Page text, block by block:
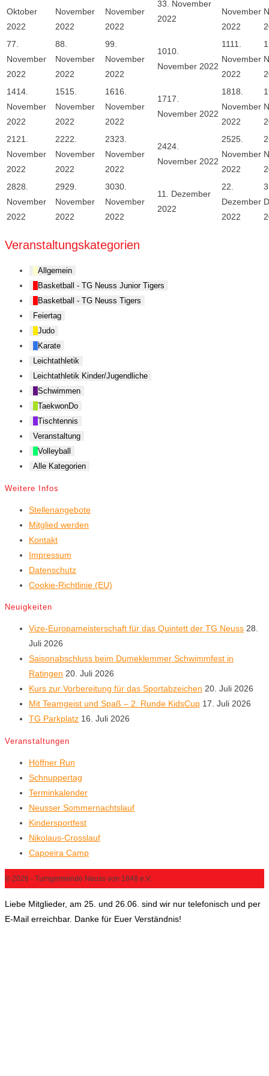
Oktober
2022
November
2022
November
2022
33. November
2022
November
2022
77.
November
2022
88.
November
2022
99.
November
2022
1010.
November 2022
1111.
November
2022
1414.
November
2022
1515.
November
2022
1616.
November
2022
1717.
November 2022
1818.
November
2022
21 21.
November
2022
2222.
November
2022
2323.
November
2022
2424.
November 2022
2525.
November
2022
2828.
November
2022
2929.
November
2022
3030.
November
2022
11. Dezember
2022
22.
Dezember
2022
3
Veranstaltungskategorien
Allgemein
Basketball - TG Neuss Junior Tigers
Basketball - TG Neuss Tigers
Feiertag
Judo
Karate
Leichtathletik
Leichtathletik Kinder/Jugendliche
Schwimmen
TaekwonDo
Tischtennis
Veranstaltung
Volleyball
Alle Kategorien
Weitere Infos
Stellenangebote
Mitglied werden
Kontakt
Impressum
Datenschutz
Cookie-Richtlinie (EU)
Neuigkeiten
Vize-Europameisterschaft für das Quintett der TG Neuss 28.
Juli 2026
Saisonabschluss beim Dumeklemmer Schwimmfest in
Ratingen 20. Juli 2026
Kurs zur Vorbereitung für das Sportabzeichen 20. Juli 2026
Mit Teamgeist und Spaß – 2. Runde KidsCup 17. Juli 2026
TG Parkplatz 16. Juli 2026
Veranstaltungen
Höffner Run
Schnuppertag
Terminkalender
Neusser Sommernachtslauf
Kindersportfest
Nikolaus-Crosslauf
Capoeira Camp
© 2026 - Turngemeinde Neuss von 1848 e.V.
Liebe Mitglieder, am 25. und 26.06. sind wir nur telefonisch und per
E-Mail erreichbar. Danke für Euer Verständnis!